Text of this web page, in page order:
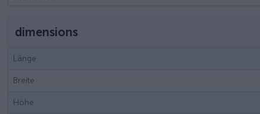
dimensions
Länge
Breite
Höhe